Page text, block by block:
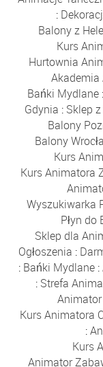
:
Balony z
Kurs
Hurtownia
Bańki Mydlane :
Gdynia : Sklep
Balony
Balony
Kurs
Kurs Animatora
Wyszukiwarka
Płyn do
Sklep dla
Ogłoszenia :
: Bańki Mydlane :
: Strefa
Kurs Animatora
:
Kurs
Animator